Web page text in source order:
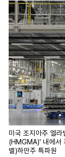
미국 조지아주 엘
(HMGMA)' 내에서
벨)하만주 특파원